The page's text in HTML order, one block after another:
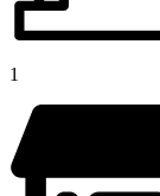
1